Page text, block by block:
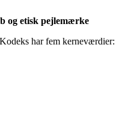
og etisk pejlemærke
har fem kerneværdier: